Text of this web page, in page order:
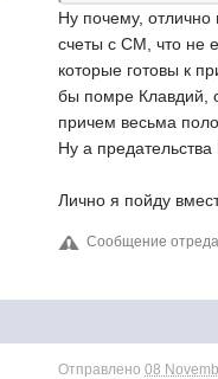
Ну почему,
счеты с СМ, что не
которые готовы к
бы помре Клавдий,
причем весьма
Ну а предательства
Лично я пойду
Сообщение
Отправлено08